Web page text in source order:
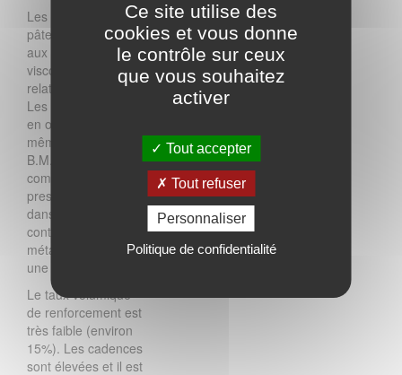
Les D.M.C. sont des
pâtes semblables
aux B.M.C. mais de
viscosité
relativement faible.
Les D.M.C. sont mis
en œuvre de la
même façon que les
B.M.C. par
compression haute
pression à chaud
dans un moule +
contre moule
métallique monté sur
une presse.
Le taux volumique
de renforcement est
très faible (environ
15%). Les cadences
sont élevées et il est
Ce site utilise des
cookies et vous donne
le contrôle sur ceux
que vous souhaitez
activer
Tout accepter
Tout refuser
Personnaliser
Politique de confidentialité